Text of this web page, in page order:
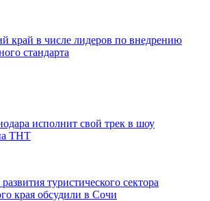
край в числе лидеров по внедрению
стандарта
исполнит свой трек в шоу
ТНТ
туристического сектора
края обсудили в Сочи